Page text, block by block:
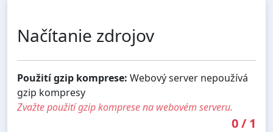
Načítanie zdrojov
Použití gzip komprese: Webový server nepoužívá
gzip kompresy
Zvažte použití gzip komprese na webovém serveru.
0/ 1